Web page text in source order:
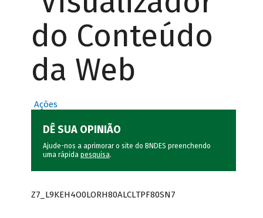
do Conteúdo
da Web
Ações
DÊ SUA OPINIÃO
Ajude-nos a aprimorar o site do BNDES preenchendo
uma rápida pesquisa.
Z7_L9KEH4O0LORH80ALCLTPF80SN7